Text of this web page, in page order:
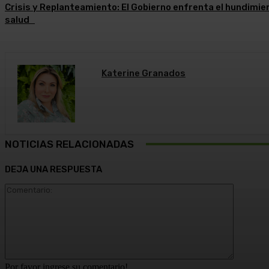
Crisis y Replanteamiento: El Gobierno enfrenta el
salud
Katerine Granados
NOTICIAS RELACIONADAS
DEJA UNA RESPUESTA
Por favor ingrese su comentario!